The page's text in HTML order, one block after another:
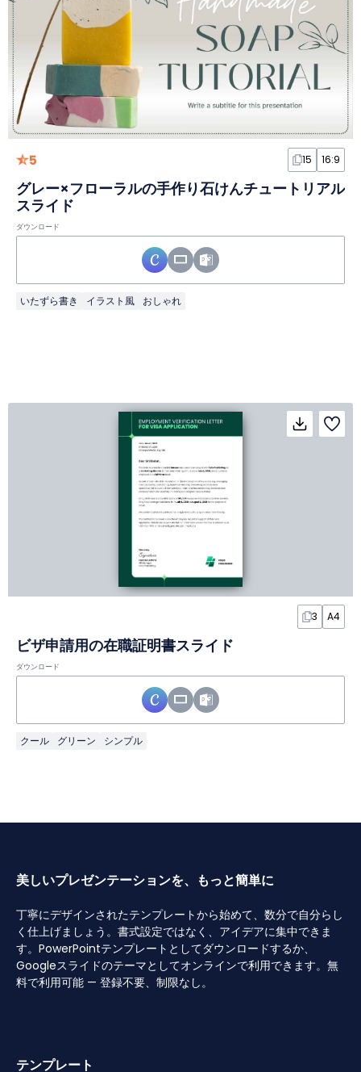
5 15 16:9
グレー×フローラルの手作り石けんチュートリアル
スライド
ダウンロード
いたずら書き イラスト風 おしゃれ
3 A4
ビザ申請用の在職証明書スライド
ダウンロード
クール グリーン シンプル
美しいプレゼンテーションを、もっと簡単に
丁寧にデザインされたテンプレートから始めて、数分で自分らし
く仕上げましょう。書式設定ではなく、アイデアに集中できま
す。PowerPointテンプレートとしてダウンロードするか、
Googleスライドのテーマとしてオンラインで利用できます。無
料で利用可能 — 登録不要、制限なし。
テンプレート